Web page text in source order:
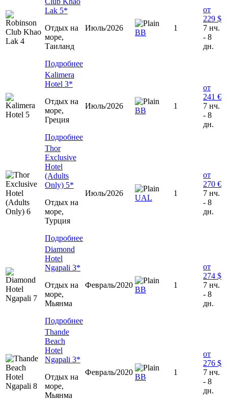
Lak 5*
Отдых на
море,
Таиланд
Подробнее
Июль/2026
BB
1
от
229 $
7 нч.
- 8
дн.
Kalimera
Hotel 3*
Отдых на
море,
Греция
Подробнее
Июль/2026
BB
1
от
241 €
7 нч.
- 8
дн.
Thor
Exclusive
Hotel
(Adults
Only) 5*
Отдых на
море,
Турция
Подробнее
Июль/2026
UAL
1
от
270 €
7 нч.
- 8
дн.
Diamond
Hotel
Ngapali 3*
Отдых на
море,
Мьянма
Подробнее
Февраль/2020
BB
1
от
274 $
7 нч.
- 8
дн.
Thande
Beach
Hotel
Ngapali 3*
Отдых на
море,
Мьянма
Февраль/2020
BB
1
от
276 $
7 нч.
- 8
дн.